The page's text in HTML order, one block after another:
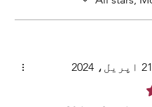
21 اپریل، 2024
Rated 5